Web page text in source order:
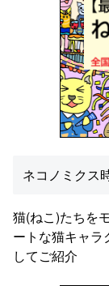
ネコノミクス
猫(ねこ)たちを
ートな猫キャ
してご紹介